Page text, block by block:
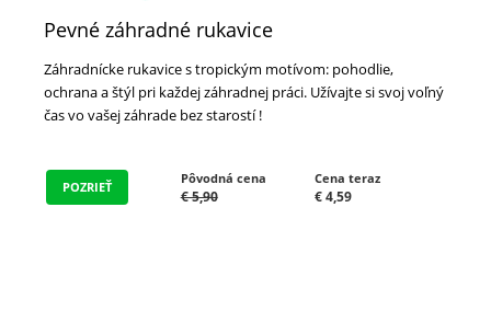
Pevné záhradné rukavice
Záhradnícke rukavice s tropickým motívom: pohodlie,
ochrana a štýl pri každej záhradnej práci. Užívajte si svoj voľný
čas vo vašej záhrade bez starostí !
POZRIEŤ
Pôvodná cena
€ 5,90
Cena teraz
€ 4,59